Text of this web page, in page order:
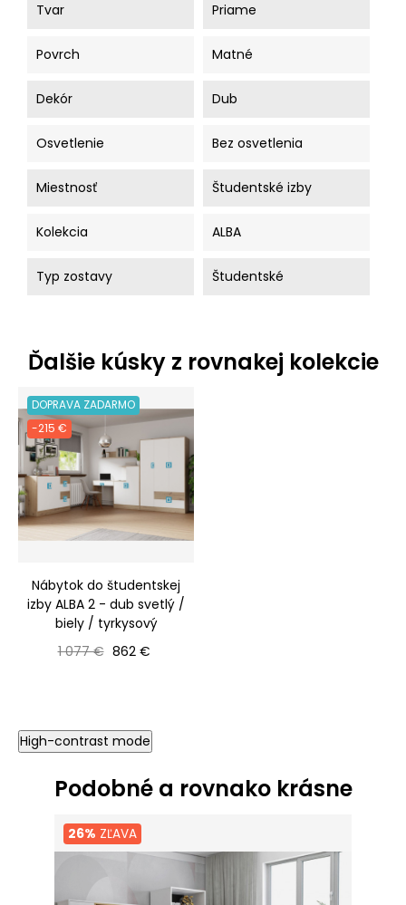
Tvar Priame
Povrch Matné
Dekór Dub
Osvetlenie Bez osvetlenia
Miestnosť Študentské izby
Kolekcia ALBA
Typ zostavy Študentské
Ďalšie kúsky z rovnakej kolekcie
DOPRAVA ZADARMO
-215 €
Nábytok do študentskej
izby ALBA 2 - dub svetlý /
biely / tyrkysový
Bežná cena
1 077 € Cena
862 €
High-contrast mode
Podobné a rovnako krásne
26% ZĽAVA